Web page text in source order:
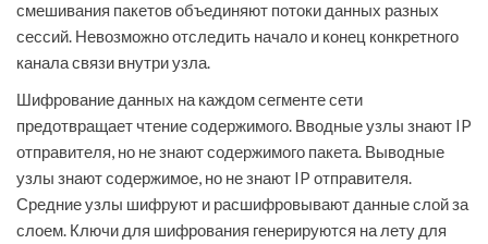
смешивания пакетов объединяют потоки данных разных
сессий. Невозможно отследить начало и конец конкретного
канала связи внутри узла.
Шифрование данных на каждом сегменте сети
предотвращает чтение содержимого. Вводные узлы знают IP
отправителя, но не знают содержимого пакета. Выводные
узлы знают содержимое, но не знают IP отправителя.
Средние узлы шифруют и расшифровывают данные слой за
слоем. Ключи для шифрования генерируются на лету для